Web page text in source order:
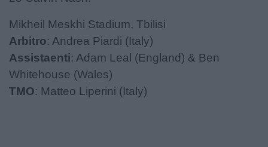
Mikheil Meskhi Stadium, Tbilisi
Arbitro: Andrea Piardi (Italy)
Assistaenti: Adam Leal (England) & Ben
Whitehouse (Wales)
TMO: Matteo Liperini (Italy)